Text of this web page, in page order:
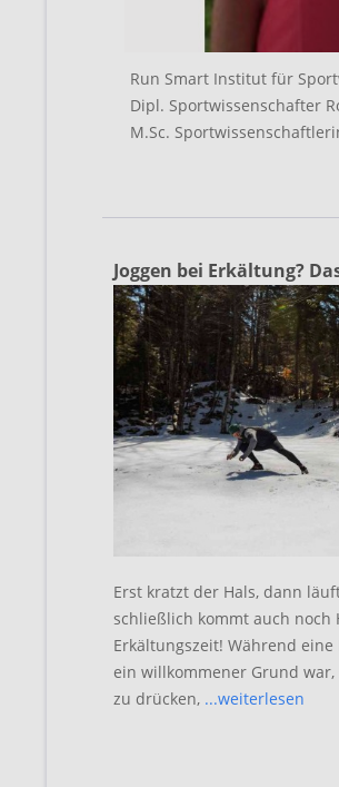
Run Smart Institut für
Dipl. Sportwissenschafter
M.Sc.
Joggen bei Erkältung?
Erst kratzt der Hals, dann
schließlich kommt auch noch
Erkältungszeit! Während
ein willkommener Grund
zu drücken, ...weiterlesen